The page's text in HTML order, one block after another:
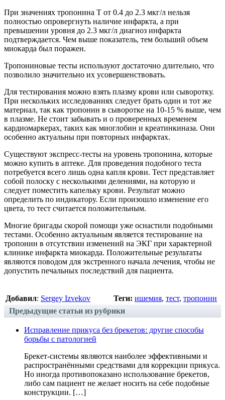
При значениях тропонина Т от 0.4 до 2.3 мкг/л нельзя
полностью опровергнуть наличие инфаркта, а при
превышении уровня до 2.3 мкг/л диагноз инфаркта
подтверждается. Чем выше показатель, тем больший объем
миокарда был поражен.
Тропониновые тесты используют достаточно длительно, что
позволило значительно их усовершенствовать.
Для тестирования можно взять плазму крови или сыворотку.
При нескольких исследованиях следует брать один и тот же
материал, так как тропонин в сыворотке на 10-15 % выше, чем
в плазме. Не стоит забывать и о проверенных временем
кардиомаркерах, таких как миоглобин и креатинкиназа. Они
особенно актуальны при повторных инфарктах.
Существуют экспресс-тесты на уровень тропонина, которые
можно купить в аптеке. Для проведения подобного теста
потребуется всего лишь одна капля крови. Тест представляет
собой полоску с несколькими делениями, на которую и
следует поместить капельку крови. Результат можно
определить по индикатору. Если произошло изменение его
цвета, то тест считается положительным.
Многие бригады скорой помощи уже оснастили подобными
тестами. Особенно актуальным является тестирование на
тропонин в отсутствии изменений на ЭКГ при характерной
клинике инфаркта миокарда. Положительные результаты
являются поводом для экстренного начала лечения, чтобы не
допустить печальных последствий для пациента.
Добавил: Sergey Izvekov Теги: ишемия, тест, тропонин
Предыдущие статьи из рубрики
Исправление прикуса без брекетов: другие способы
борьбы с патологией
Брекет-системы являются наиболее эффективными и
распространёнными средствами для коррекции прикуса.
Но иногда противопоказано использование брекетов,
либо сам пациент не желает носить на себе подобные
конструкции. […]